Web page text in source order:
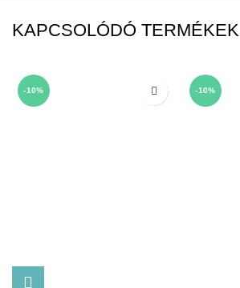
KAPCSOLÓDÓ TERMÉKEK
-10% -10%